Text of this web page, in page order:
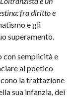
fra diritto e
e gli
superamento.
semplicità e
al poetico
la trattazione
sua infanzia, dei